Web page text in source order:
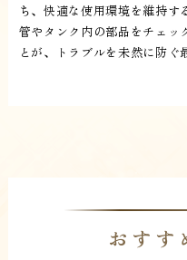
ち、快適な使用環境を維持す
管やタンク内の部品をチェッ
とが、トラブルを未然に防ぐ
おすす